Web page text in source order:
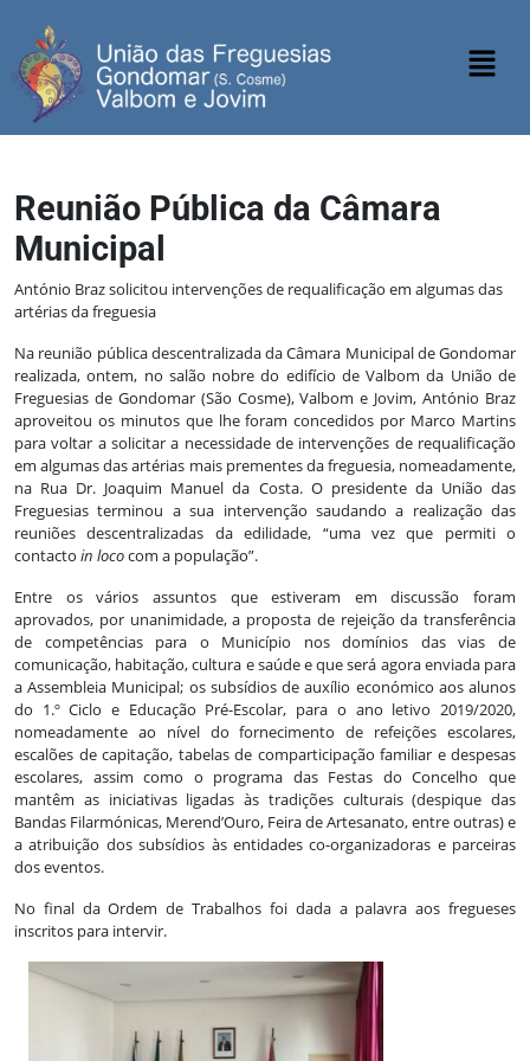
Reunião Pública da Câmara
Municipal
António Braz solicitou intervenções de requalificação em algumas das
artérias da freguesia
Na reunião pública descentralizada da Câmara Municipal de Gondomar
realizada, ontem, no salão nobre do edifício de Valbom da União de
Freguesias de Gondomar (São Cosme), Valbom e Jovim, António Braz
aproveitou os minutos que lhe foram concedidos por Marco Martins
para voltar a solicitar a necessidade de intervenções de requalificação
em algumas das artérias mais prementes da freguesia, nomeadamente,
na Rua Dr. Joaquim Manuel da Costa. O presidente da União das
Freguesias terminou a sua intervenção saudando a realização das
reuniões descentralizadas da edilidade, “uma vez que permiti o
contacto in lococom a população”.
Entre os vários assuntos que estiveram em discussão foram
aprovados, por unanimidade, a proposta de rejeição da transferência
de competências para o Município nos domínios das vias de
comunicação, habitação, cultura e saúde e que será agora enviada para
a Assembleia Municipal; os subsídios de auxílio económico aos alunos
do 1.º Ciclo e Educação Pré-Escolar, para o ano letivo 2019/2020,
nomeadamente ao nível do fornecimento de refeições escolares,
escalões de capitação, tabelas de comparticipação familiar e despesas
escolares, assim como o programa das Festas do Concelho que
mantêm as iniciativas ligadas às tradições culturais (despique das
Bandas Filarmónicas, Merend’Ouro, Feira de Artesanato, entre outras) e
a atribuição dos subsídios às entidades co-organizadoras e parceiras
dos eventos.
No final da Ordem de Trabalhos foi dada a palavra aos fregueses
inscritos para intervir.